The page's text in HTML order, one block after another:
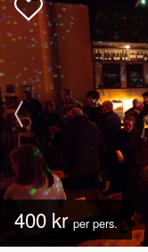
400 krper pers.